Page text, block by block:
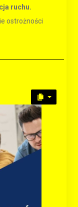
ruchu.
ostrożności